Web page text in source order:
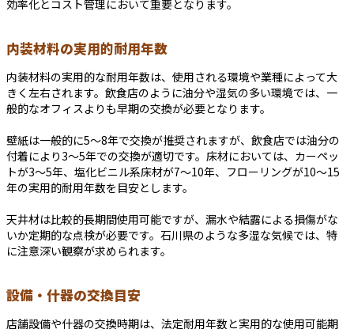
効率化とコスト管理において重要となります。
内装材料の実用的耐用年数
内装材料の実用的な耐用年数は、使用される環境や業種によって大
きく左右されます。飲食店のように油分や湿気の多い環境では、一
般的なオフィスよりも早期の交換が必要となります。
壁紙は一般的に5～8年で交換が推奨されますが、飲食店では油分の
付着により3～5年での交換が適切です。床材においては、カーペッ
トが3～5年、塩化ビニル系床材が7～10年、フローリングが10～15
年の実用的耐用年数を目安とします。
天井材は比較的長期間使用可能ですが、漏水や結露による損傷がな
いか定期的な点検が必要です。石川県のような多湿な気候では、特
に注意深い観察が求められます。
設備・什器の交換目安
店舗設備や什器の交換時期は、法定耐用年数と実用的な使用可能期